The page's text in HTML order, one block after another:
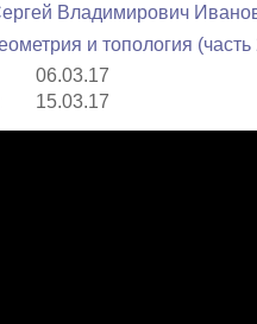
Владимирович
и топология (часть
06.03.17
15.03.17